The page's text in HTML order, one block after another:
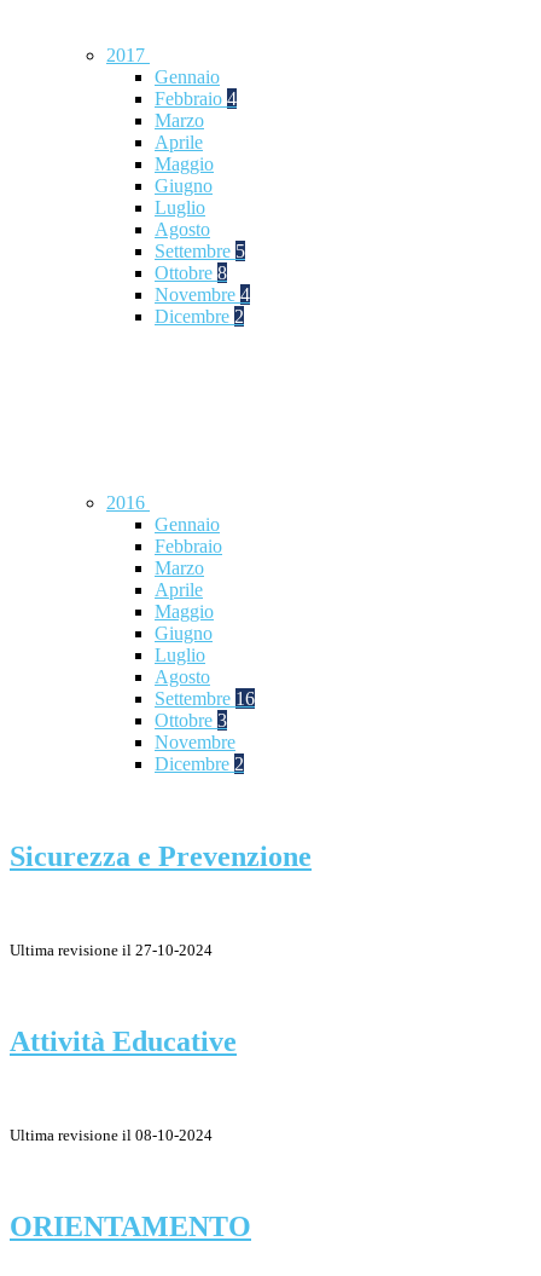
2017
Gennaio
Febbraio 4
Marzo
Aprile
Maggio
Giugno
Luglio
Agosto
Settembre 5
Ottobre 8
Novembre 4
Dicembre 2
2016
Gennaio
Febbraio
Marzo
Aprile
Maggio
Giugno
Luglio
Agosto
Settembre 16
Ottobre 3
Novembre
Dicembre 2
Sicurezza e Prevenzione
Ultima revisione il 27-10-2024
Attività Educative
Ultima revisione il 08-10-2024
ORIENTAMENTO